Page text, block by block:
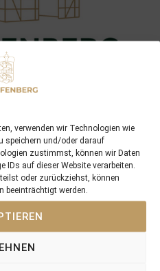
verwenden wir Technologien wie
speichern und/oder darauf
zustimmst, können wir Daten
IDs auf dieser Website verarbeiten.
oder zurückziehst, können
beeinträchtigt werden.